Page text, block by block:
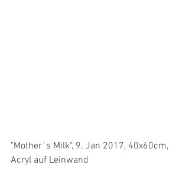
"Mother´s Milk", 9. Jan 2017, 40x60cm,
Acryl auf Leinwand